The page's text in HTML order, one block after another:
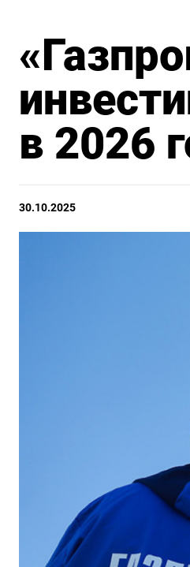
в 2026
30.10.2025